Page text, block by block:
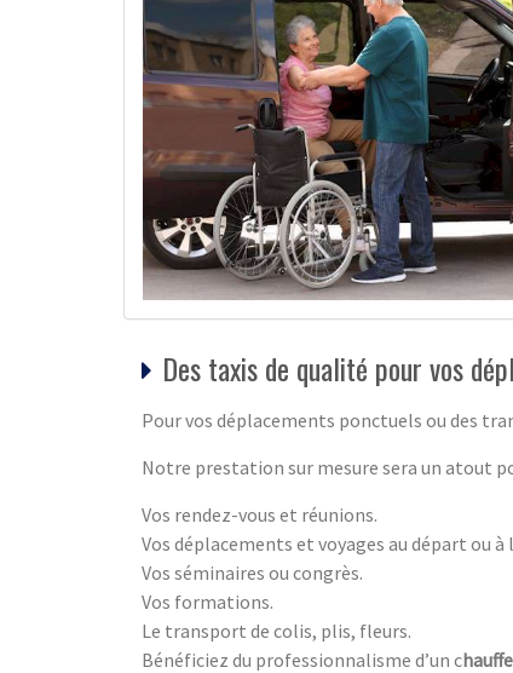
Des taxis de qualité pour vos
Pour vos déplacements ponctuels ou des
Notre prestation sur mesure sera un atout
Vos rendez-vous et réunions.
Vos déplacements et voyages au départ ou
Vos séminaires ou congrès.
Vos formations.
Le transport de colis, plis, fleurs.
Bénéficiez du professionnalisme d’un c